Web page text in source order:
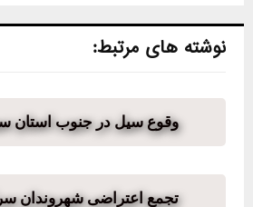
نوشته های مرتبط:
وقوع سیل در جنوب استان
تجمع اعتراضی شهروندان